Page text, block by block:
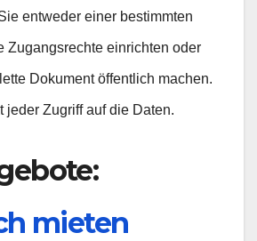
entweder einer bestimmten
Zugangsrechte einrichten oder
Dokument öffentlich machen.
jeder Zugriff auf die Daten.
mieten